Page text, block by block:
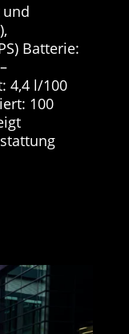
und
Batterie:
4,4 l/100
100